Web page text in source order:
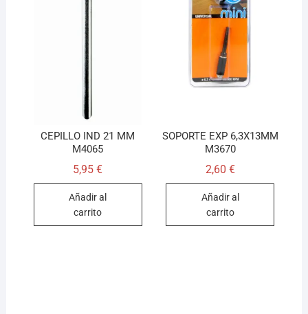
CEPILLO IND 21 MM
M4065
5,95€
Añadir al
carrito
SOPORTE EXP 6,3X13MM
M3670
2,60 €
Añadir al
carrito